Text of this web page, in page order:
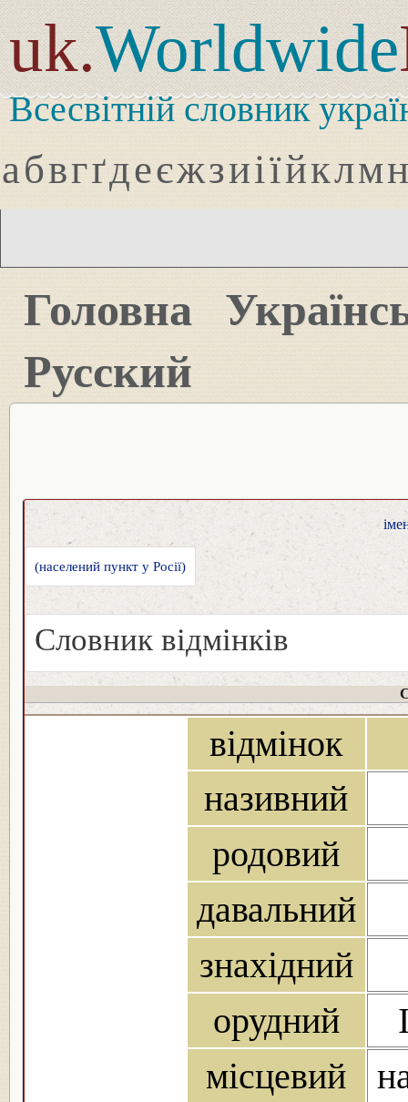
uk.Worldwide
Всесвітній словник
абвгґдеєжзиіїйклмн
Головна
Русский
(населений пункт у Росії)
Словник відмінків
відмінок
називний
родовий
давальний
знахідний
орудний
місцевий